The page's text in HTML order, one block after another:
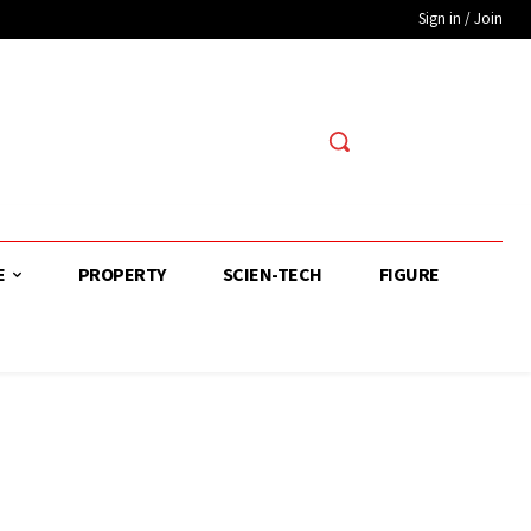
Sign in / Join
PROPERTY SCIEN-TECH FIGURE